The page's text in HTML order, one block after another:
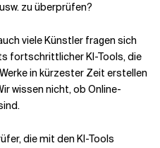
zu überprüfen?
viele Künstler fragen sich
fortschrittlicher KI-Tools, die
in kürzester Zeit erstellen
wissen nicht, ob Online-
die mit den KI-Tools